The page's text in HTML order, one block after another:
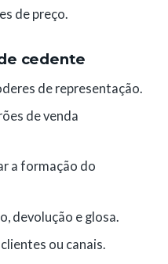
de preço.
cedente
de representação.
de venda
a formação do
devolução e glosa.
ou canais.